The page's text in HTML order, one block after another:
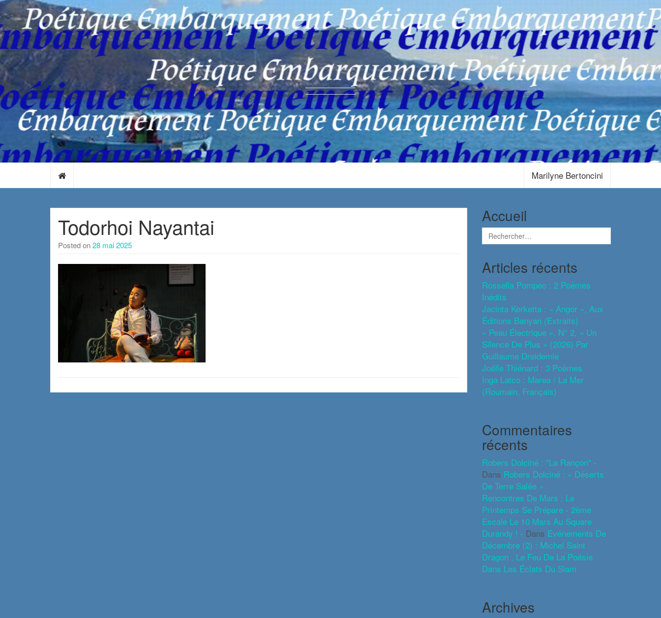
Marilyne Bertoncini
Todorhoi Nayantai
Posted on28 mai 2025
Accueil
Articles récents
Rossella Pompeo : 2 Poèmes
Inédits
Jacinta Kerketta : « Angor », Aux
Éditions Banyan (extraits)
« Peau Électrique », N° 2, « Un
Silence De Plus » (2026) Par
Guillaume Dreidemie
Joëlle Thiénard : 3 Poèmes
Inga Latco : Marea / La Mer
(roumain, Français)
Commentaires
récents
Robers Dolciné : "La Rançon" -
Dans Robers Dolciné : « Déserts
De Terre Salée »
Rencontres De Mars : Le
Printemps Se Prépare - 2ème
Escale Le 10 Mars Au Square
Durandy ! - Dans Evénements De
Décembre (2) : Michel Saint
Dragon , Le Feu De La Poésie
Dans Les Éclats Du Slam
Archives